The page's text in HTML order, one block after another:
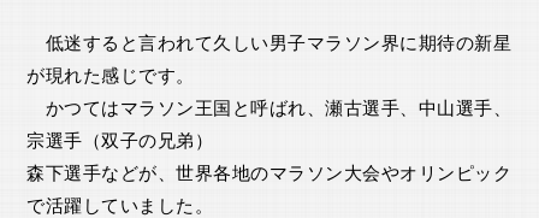
低迷すると言われて久しい男子マラソン界に期待の新星
が現れた感じです。
かつてはマラソン王国と呼ばれ、瀬古選手、中山選手、
宗選手（双子の兄弟）
森下選手などが、世界各地のマラソン大会やオリンピック
で活躍していました。